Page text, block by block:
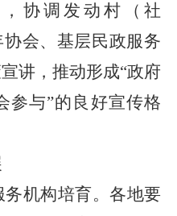
协调发动村（社
协会、基层民政服务
讲，推动形成“政府
参与”的良好宣传格
机构培育。 各地要